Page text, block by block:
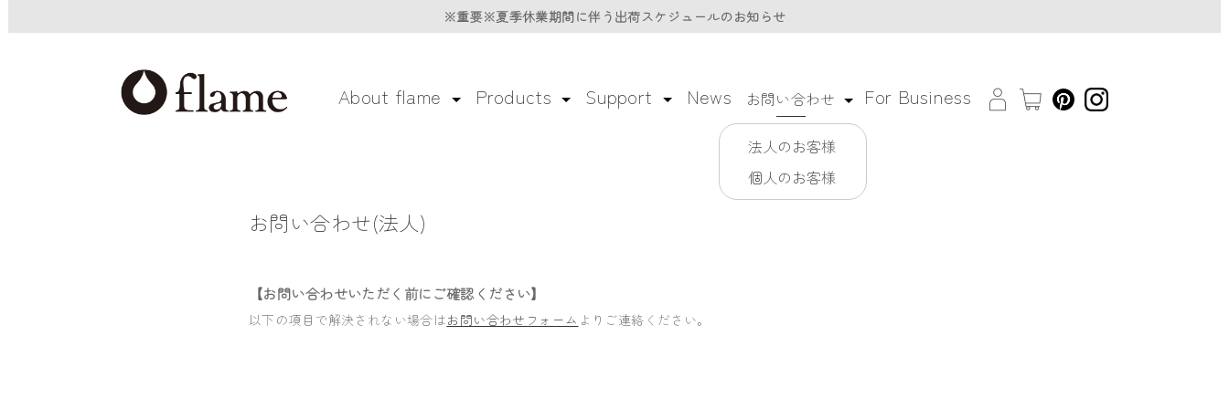
※重要※夏季休業期間に伴う 出荷スケジュールのお知らせ
※重要※夏季休業期間に伴う 出荷スケジュールのお知らせ
About flame Products Support News お問い合わせ
法人のお客様
個人のお客様
For Business
お問い合わせ(法人)
【お問い合わせいただく前にご確認ください】
以下の項目で解決されない場合はお問い合わせフォーム よりご連絡ください。